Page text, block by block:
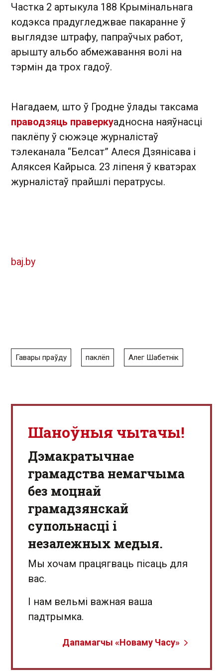
Частка 2 артыкула 188 Крымінальнага
кодэкса прадугледжвае пакаранне ў
выглядзе штрафу, папраўчых работ,
арышту альбо абмежавання волі на
тэрмін да трох гадоў.
Нагадаем, што ў Гродне ўлады таксама
праводзяць праверкуадносна наяўнасці
паклёпу ў сюжэце журналістаў
тэлеканала “Белсат” Алеся Дзянісава і
Аляксея Кайрыса. 23 ліпеня ў кватэрах
журналістаў прайшлі ператрусы.
baj.by
Гавары праўду паклёп Алег Шабетнік
Шаноўныя чытачы!
Дэмакратычнае
грамадства немагчыма
без моцнай
грамадзянскай
супольнасці і
незалежных медыя.
Мы хочам працягваць пісаць для
вас.
І нам вельмі важная ваша
падтрымка.
Дапамагчы «Новаму Часу»